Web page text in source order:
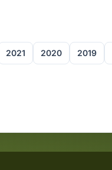
2021 2020 2019